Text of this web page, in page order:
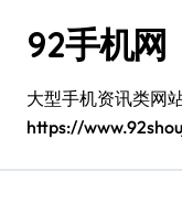
92手机网
大型手机资讯类网
https://